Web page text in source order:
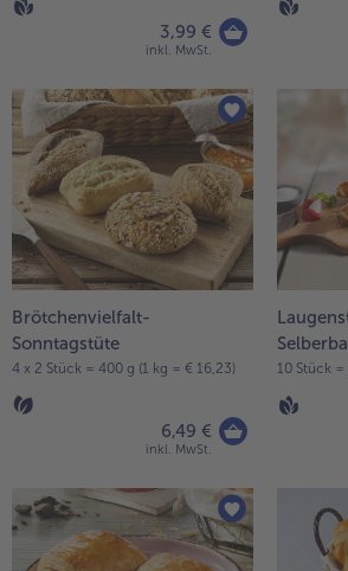
3,99 €
inkl. MwSt.
Brötchenvielfalt-
Sonntagstüte
4 x 2 Stück = 400 g (1 kg = € 16,23)
6,49 €
inkl. MwSt.
10 Stück =